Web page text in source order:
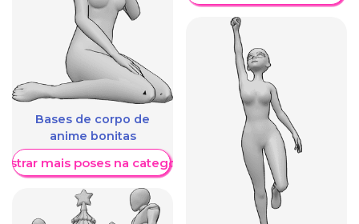
Bases de corpo de
anime bonitas
mais poses na categoria